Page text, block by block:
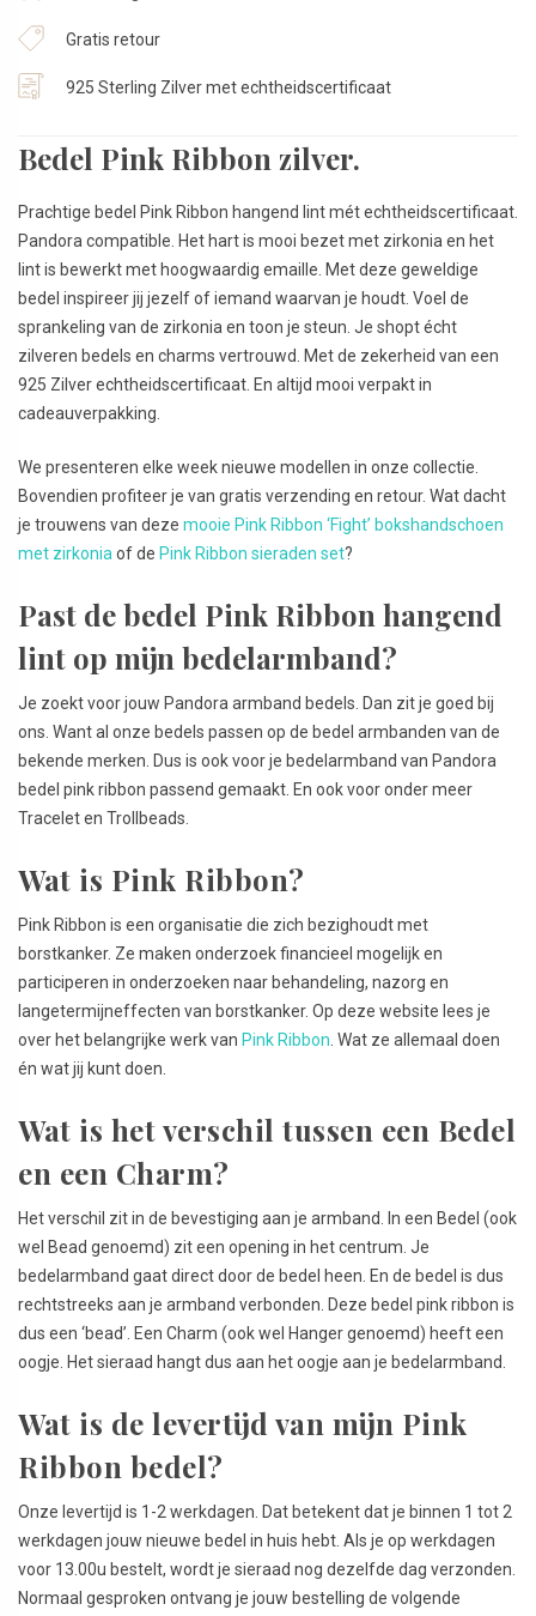
Gratis retour
925 Sterling Zilver met echtheidscertificaat
Bedel Pink Ribbon zilver.
Prachtige bedel Pink Ribbon hangend lint mét echtheidscertificaat.
Pandora compatible. Het hart is mooi bezet met zirkonia en het
lint is bewerkt met hoogwaardig emaille. Met deze geweldige
bedel inspireer jij jezelf of iemand waarvan je houdt. Voel de
sprankeling van de zirkonia en toon je steun. Je shopt écht
zilveren bedels en charms vertrouwd. Met de zekerheid van een
925 Zilver echtheidscertificaat. En altijd mooi verpakt in
cadeauverpakking.
We presenteren elke week nieuwe modellen in onze collectie.
Bovendien profiteer je van gratis verzending en retour. Wat dacht
je trouwens van deze mooie Pink Ribbon ‘Fight’ bokshandschoen
met zirkonia of de Pink Ribbon sieraden set?
Past de bedel Pink Ribbon hangend
lint op mijn bedelarmband?
Je zoekt voor jouw Pandora armband bedels. Dan zit je goed bij
ons. Want al onze bedels passen op de bedel armbanden van de
bekende merken. Dus is ook voor je bedelarmband van Pandora
bedel pink ribbon passend gemaakt. En ook voor onder meer
Tracelet en Trollbeads.
Wat is Pink Ribbon?
Pink Ribbon is een organisatie die zich bezighoudt met
borstkanker. Ze maken onderzoek financieel mogelijk en
participeren in onderzoeken naar behandeling, nazorg en
langetermijneffecten van borstkanker. Op deze website lees je
over het belangrijke werk van Pink Ribbon . Wat ze allemaal doen
én wat jij kunt doen.
Wat is het verschil tussen een Bedel
en een Charm?
Het verschil zit in de bevestiging aan je armband. In een Bedel (ook
wel Bead genoemd) zit een opening in het centrum. Je
bedelarmband gaat direct door de bedel heen. En de bedel is dus
rechtstreeks aan je armband verbonden. Deze bedel pink ribbon is
dus een ‘bead’. Een Charm (ook wel Hanger genoemd) heeft een
oogje. Het sieraad hangt dus aan het oogje aan je bedelarmband.
Wat is de levertijd van mijn Pink
Ribbon bedel?
Onze levertijd is 1-2 werkdagen. Dat betekent dat je binnen 1 tot 2
werkdagen jouw nieuwe bedel in huis hebt. Als je op werkdagen
voor 13.00u bestelt, wordt je sieraad nog dezelfde dag verzonden.
Normaal gesproken ontvang je jouw bestelling de volgende